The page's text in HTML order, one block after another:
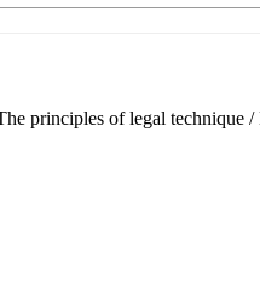
principles of legal